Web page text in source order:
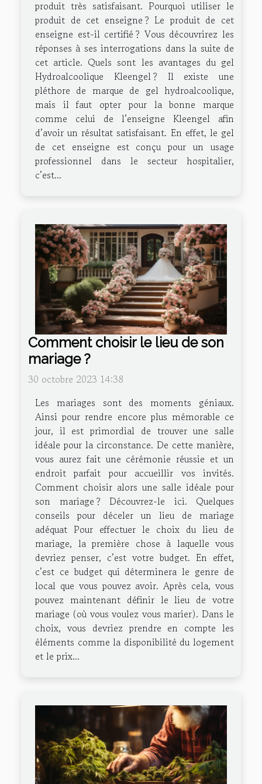
produit très satisfaisant. Pourquoi utiliser le
produit de cet enseigne ? Le produit de cet
enseigne est-il certifié ? Vous découvrirez les
réponses à ses interrogations dans la suite de
cet article. Quels sont les avantages du gel
Hydroalcoolique Kleengel ? Il existe une
pléthore de marque de gel hydroalcoolique,
mais il faut opter pour la bonne marque
comme celui de l’enseigne Kleengel afin
d’avoir un résultat satisfaisant. En effet, le gel
de cet enseigne est conçu pour un usage
professionnel dans le secteur hospitalier,
c’est...
Comment choisir le lieu de son
mariage ?
30 octobre 2023 14:38
Les mariages sont des moments géniaux.
Ainsi pour rendre encore plus mémorable ce
jour, il est primordial de trouver une salle
idéale pour la circonstance. De cette manière,
vous aurez fait une cérémonie réussie et un
endroit parfait pour accueillir vos invités.
Comment choisir alors une salle idéale pour
son mariage ? Découvrez-le ici. Quelques
conseils pour déceler un lieu de mariage
adéquat Pour effectuer le choix du lieu de
mariage, la première chose à laquelle vous
devriez penser, c’est votre budget. En effet,
c’est ce budget qui déterminera le genre de
local que vous pouvez avoir. Après cela, vous
pouvez maintenant définir le lieu de votre
mariage (où vous voulez vous marier). Dans le
choix, vous devriez prendre en compte les
éléments comme la disponibilité du logement
et le prix...